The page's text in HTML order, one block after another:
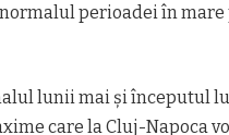
perioadei în mare
lunii mai și începutul
care la Cluj-Napoca